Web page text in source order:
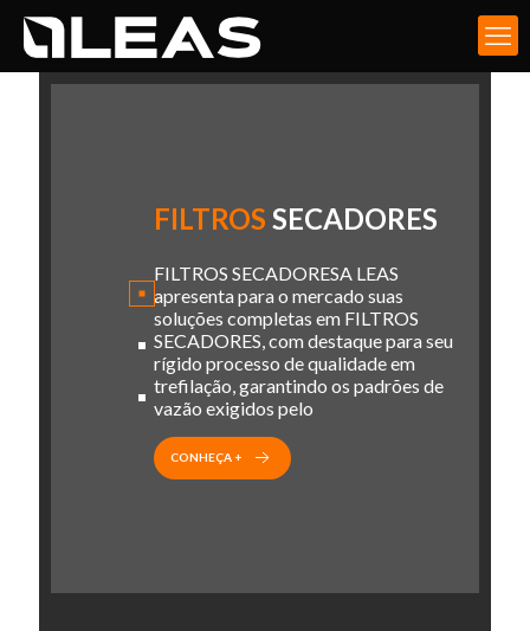
FILTROS SECADORES
FILTROS SECADORESA LEAS
apresenta para o mercado suas
soluções completas em FILTROS
SECADORES, com destaque para seu
rígido processo de qualidade em
trefilação, garantindo os padrões de
vazão exigidos pelo
CONHEÇA +